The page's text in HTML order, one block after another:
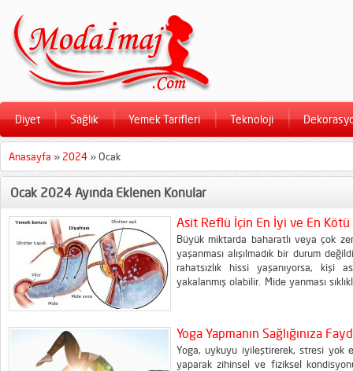
Diyet Sağlık Yemek Tarifleri Teknoloji
Anasayfa » 2024 »Ocak
Ocak 2024 Ayında Eklenen Konular
Asit Reflü İçin En İyi ve En Kötü
Büyük miktarda baharatlı veya çok
yaşanması alışılmadık bir durum
rahatsızlık hissi yaşanıyorsa, kişi
yakalanmış olabilir. Mide yanması
Yoga Yapmanın Sağlığınıza
Yoga, uykuyu iyileştirerek, stresi yok
yaparak zihinsel ve fiziksel